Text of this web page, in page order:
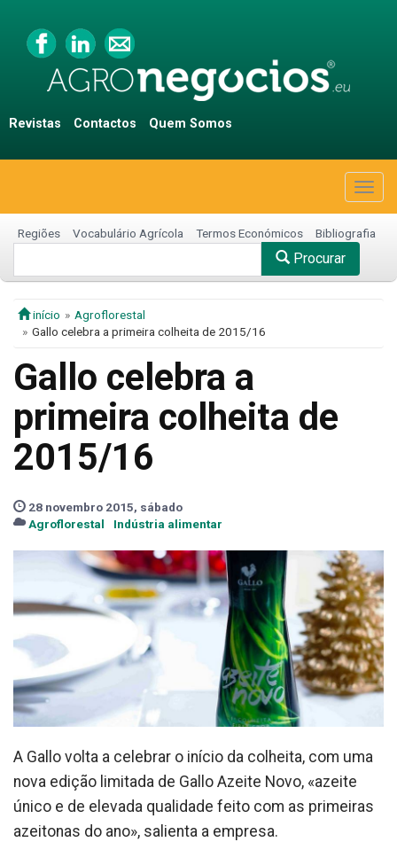
Revistas Contactos Quem Somos
Regiões Vocabulário Agrícola Termos Económicos Bibliografia
Procurar
início
Agroflorestal
Gallo celebra a primeira colheita de 2015/16
Gallo celebra a
primeira colheita de
2015/16
28 novembro 2015, sábado
Agroflorestal
Indústria alimentar
A Gallo volta a celebrar o início da colheita, com uma
nova edição limitada de Gallo Azeite Novo, «azeite
único e de elevada qualidade feito com as primeiras
azeitonas do ano», salienta a empresa.